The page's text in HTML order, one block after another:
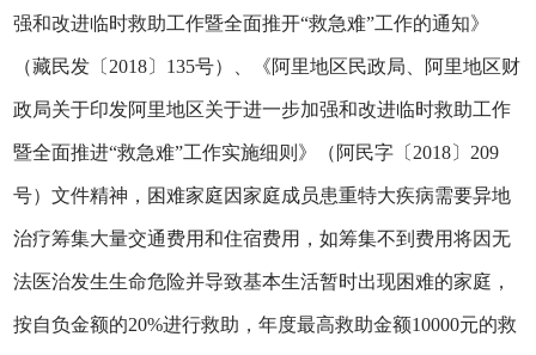
强和改进临时救助工作暨全面推开“救急难”工作的通知》
（藏民发〔2018〕135号）、《阿里地区民政局、阿里地区财
政局关于印发阿里地区关于进一步加强和改进临时救助工作
暨全面推进“救急难”工作实施细则》（阿民字〔2018〕209
号）文件精神，困难家庭因家庭成员患重特大疾病需要异地
治疗筹集大量交通费用和住宿费用，如筹集不到费用将因无
法医治发生生命危险并导致基本生活暂时出现困难的家庭，
按自负金额的20%进行救助，年度最高救助金额10000元的救